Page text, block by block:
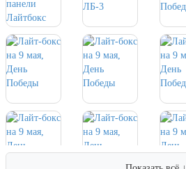
5 октября, День учителя
19 октября, День Отца
25 октября, День Таможенника
Российской Федерации
28 октября, День Бабушек и Дедушек
Хэллоуин
4 ноября, День народного единства